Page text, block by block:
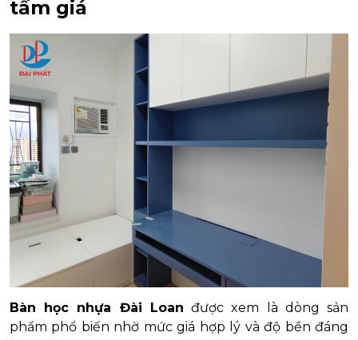
tầm giá
Bàn học nhựa Đài Loan được xem là dòng sản
phẩm phổ biến nhờ mức giá hợp lý và độ bền đáng